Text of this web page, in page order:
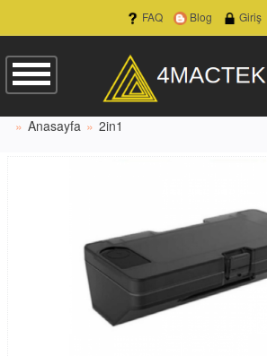
FAQ Blog Giriş
Anasayfa 2in1